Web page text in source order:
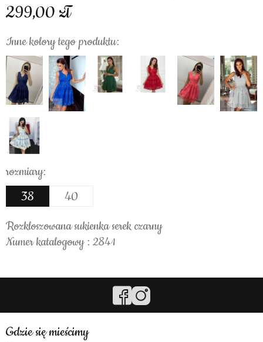
299,00
Inne kolory tego produktu:
rozmiary:
38 40
Rozkloszowana sukienka serek czarny
Numer katalogowy : 2841
Gdzie się mieścimy